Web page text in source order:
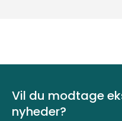
Vil du modtage
nyheder?